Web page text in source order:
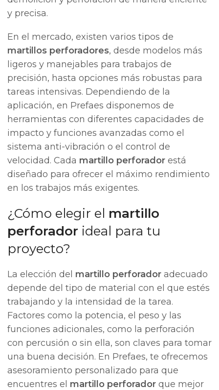
y precisa.
En el mercado, existen varios tipos de
martillos perforadores, desde modelos más
ligeros y manejables para trabajos de
precisión, hasta opciones más robustas para
tareas intensivas. Dependiendo de la
aplicación, en Prefaes disponemos de
herramientas con diferentes capacidades de
impacto y funciones avanzadas como el
sistema anti-vibración o el control de
velocidad. Cada martillo perforador está
diseñado para ofrecer el máximo rendimiento
en los trabajos más exigentes.
¿Cómo elegir el martillo
perforador ideal para tu
proyecto?
La elección del martillo perforador adecuado
depende del tipo de material con el que estés
trabajando y la intensidad de la tarea.
Factores como la potencia, el peso y las
funciones adicionales, como la perforación
con percusión o sin ella, son claves para tomar
una buena decisión. En Prefaes, te ofrecemos
asesoramiento personalizado para que
encuentres el martillo perforador que mejor